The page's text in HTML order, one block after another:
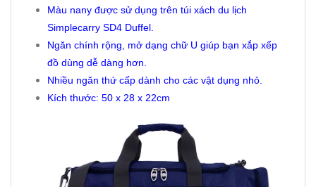
Màu nany được sử dụng trên túi xách du lịch
Simplecarry SD4 Duffel.
Ngăn chính rộng, mở dạng chữ U giúp bạn xắp xếp
đồ dùng dễ dàng hơn.
Nhiều ngăn thứ cấp dành cho các vật dụng nhỏ.
Kích thước: 50 x 28 x 22cm